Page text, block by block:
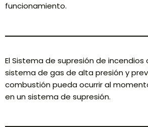
funcionamiento.
El Sistema de supresión de incendios
sistema de gas de alta presión y
combustión pueda ocurrir al
en un sistema de supresión.